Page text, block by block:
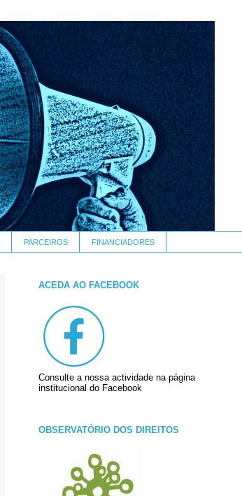
PARCEIROS FINANCIADORES
ACEDA AO FACEBOOK
Consulte a nossa actividade na página
institucional do Facebook
OBSERVATÓRIO DOS DIREITOS